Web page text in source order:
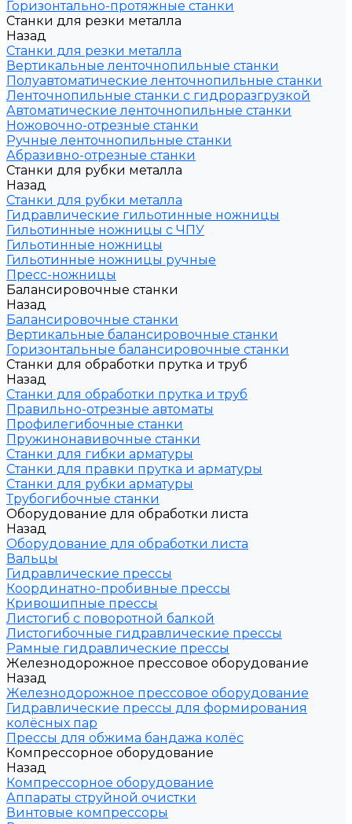
Горизонтально-протяжные станки
Станки для резки металла
Назад
Станки для резки металла
Вертикальные ленточнопильные станки
Полуавтоматические ленточнопильные станки
Ленточнопильные станки с гидроразгрузкой
Автоматические ленточнопильные станки
Ножовочно-отрезные станки
Ручные ленточнопильные станки
Абразивно-отрезные станки
Станки для рубки металла
Назад
Станки для рубки металла
Гидравлические гильотинные ножницы
Гильотинные ножницы с ЧПУ
Гильотинные ножницы
Гильотинные ножницы ручные
Пресс-ножницы
Балансировочные станки
Назад
Балансировочные станки
Вертикальные балансировочные станки
Горизонтальные балансировочные станки
Станки для обработки прутка и труб
Назад
Станки для обработки прутка и труб
Правильно-отрезные автоматы
Профилегибочные станки
Пружинонавивочные станки
Станки для гибки арматуры
Станки для правки прутка и арматуры
Станки для рубки арматуры
Трубогибочные станки
Оборудование для обработки листа
Назад
Оборудование для обработки листа
Вальцы
Гидравлические прессы
Координатно-пробивные прессы
Кривошипные прессы
Листогиб с поворотной балкой
Листогибочные гидравлические прессы
Рамные гидравлические прессы
Железнодорожное прессовое оборудование
Назад
Железнодорожное прессовое оборудование
Гидравлические прессы для формирования
колёсных пар
Прессы для обжима бандажа колёс
Компрессорное оборудование
Назад
Компрессорное оборудование
Аппараты струйной очистки
Винтовые компрессоры